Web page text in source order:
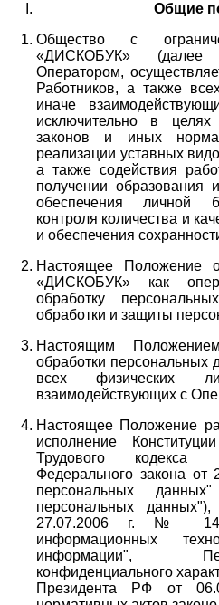
Общие
Общество с
«ДИСКОБУК» (далее
Оператором,
Работников, а также
иначе
исключительно в целях
законов и иных
реализации уставных
а также содействия
получении образования
обеспечения личной
контроля количества и
и обеспечения
Настоящее Положение
«ДИСКОБУК» как
обработку
обработки и защиты
Настоящим
обработки персональных
всех физических
взаимодействующих с
Настоящее Положение
исполнение
Трудового кодекса
Федерального закона
персональных
персональных
27.07.2006 г. №
информационных
информации",
конфиденциального
Президента РФ от